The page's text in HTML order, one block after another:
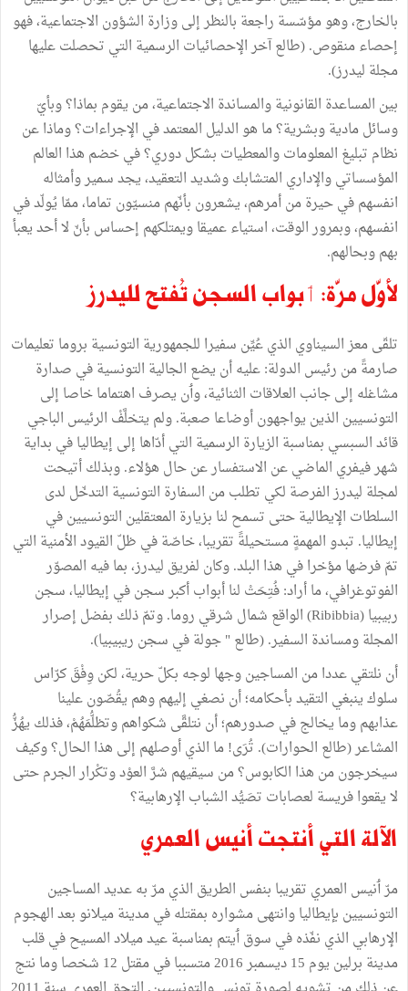
بالخارج،وهومؤسّسة راجعة بالنظرإلىوزارة الشؤون الاجتماعية،فهو
إحصاءمنقوص. (طالعآخرالإحصائيات الرسمية التي تحصلتعليها
مجلة ليدرز).
بين المساعدة القانونيةوالمساندة الاجتماعية،من يقوم بماذا؟وبأيّ
وسائلماديةوبشرية؟ما هوالدليل المعتمدفي الإجراءات؟وماذاعن
نظام تبليغ المعلوماتوالمعطيات بشكلدوري؟فيخضم هذا العالم
المؤسساتيوالإداري المتشابكوشديدالتعقيد،يجدسميروأمثاله
انفسهمفيحيرةمنأمرهم،يشعرون بأنّهممنسيّون تماما،ممّا يُولّدفي
انفسهم،وبمرورالوقت،استياءعميقاويمتلكهم إحساس بأنّ لاأحديعبأ
بهموبحالهم.
لأوّل مرّة: ٲبواب السجن تُفتح لليدرز
تلقّىمعزالسيناوي الذيعُيِّن سفيرا للجمهورية التونسية بروما تعليمات
صارمةًمن رئيس الدولة:عليهأن يضع الجالية التونسيةفي صدارة
مشاغله إلىجانب العلاقات الثنائية،وٲن يصرف اهتماماخاصا إلى
التونسيين الذين يواجهونأوضاعا صعبة.ولم يتخلَّفْ الرئيس الباجي
قائدالسبسي بمناسبة الزيارة الرسمية التيأدّاها إلى إيطاليافي بداية
شهرفيفري الماضيعن الاستفسارعنحال هؤلاء.وبذلكأتيحت
لمجلة ليدرزالفرصة لكي تطلبمن السفارة التونسية التدخّل لدى
السلطات الإيطاليةحتى تسمح لنا بزيارة المعتقلين التونسيينفي
إيطاليا. تبدوالمهمةٍمستحيلةً تقريبا،خاصّةفي ظلّ القيودالأمنية التي
تمّفرضهامؤخرافي هذا البلد.وكان لفريق ليدرز،بمافيه المصوّر
الفوتوغرافي،ماأراد:فُتِحَتْ لناأبوابأكبرسجنفي إيطاليا،سجن
ربيبيا(Ribibbia) الواقع شمال شرقي روما.وتمّذلك بفضل إصرار
المجلةومساندة السفير. (طالع "جولةفي سجن ريبيبيا).
أن نلتقيعددامن المساجينوجها لوجه بكلّحرية،لكنوِفْقَكرّاس
سلوكينبغي التقيدبأحكامه؛أن نصغي إليهموهم يقُصّونعلينا
عذابهموما يخالجفي صدورهم؛أن نتلقَّى شكواهموتظلُّمَهُمْ،فذلك يهُزُّ
المشاعر(طالع الحوارات). تُرَى!ما الذيأوصلهم إلى هذا الحال؟وكيف
سيخرجونمن هذا الكابوس؟من سيقيهم شرَّالعوْدوتكْرارالجرمحتى
لايقعوافريسة لعصابات تصَيُّدالشباب الإرهابية؟
الآلة التي أنتجت أنيس العمري
مرّٲنيس العمري تقريبا بنفس الطريق الذيمرّبهعديدالمساجين
التونسيين بإيطالياوانتهىمشواره بمقتلهفيمدينةميلانوبعدالهجوم
الإرهابي الذي نفّذهفي سوقٲيتم بمناسبةعيدميلادالمسيحفيقلب
مدينة برلين يوم ديسمبر2016 متسببافيمقتل شخصاوما نتج